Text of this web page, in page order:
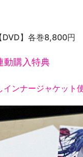
】各巻8,800円
購入特典
インナージャケット